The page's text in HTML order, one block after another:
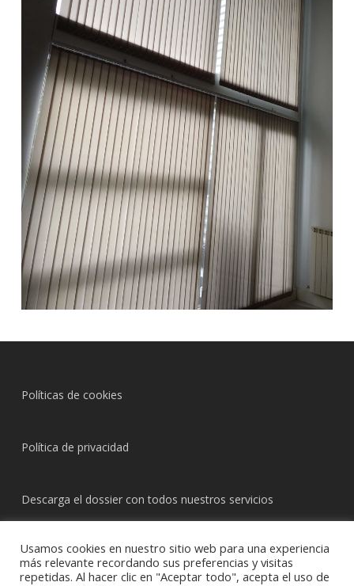
Políticas de cookies
Política de privacidad
Descarga el dossier con todos nuestros servicios
Usamos cookies en nuestro sitio web para una experiencia
más relevante recordando sus preferencias y visitas
repetidas. Al hacer clic en "Aceptar todo", acepta el uso de